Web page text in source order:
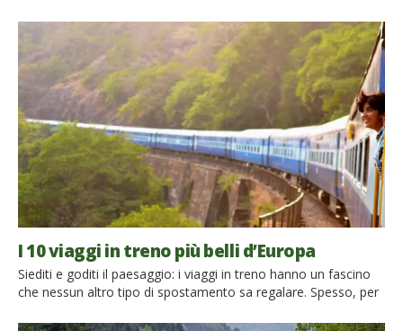
binari occupati da locomotive si sono trasformati in percorsi
per pedoni e biciclette. Si chiamano Vie Verdi, o Vías Verdes in
spagnolo, e […]
I 10 viaggi in treno più belli d’Europa
Siediti e goditi il paesaggio: i viaggi in treno hanno un fascino
che nessun altro tipo di spostamento sa regalare. Spesso, per
viaggi in treno non solo sono eco-sostenibili ma sono anche